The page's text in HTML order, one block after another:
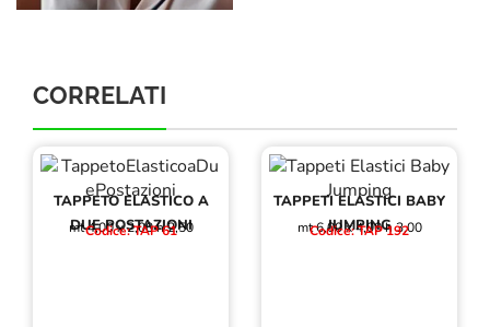
CORRELATI
TAPPETO ELASTICO A
DUE POSTAZIONI
mt 4,00 x 2,00 h 2,50
Codice: TAP 61
TAPPETI ELASTICI BABY
JUMPING
mt 6,00 x 4,00 h 3,00
Codice: TAP 192